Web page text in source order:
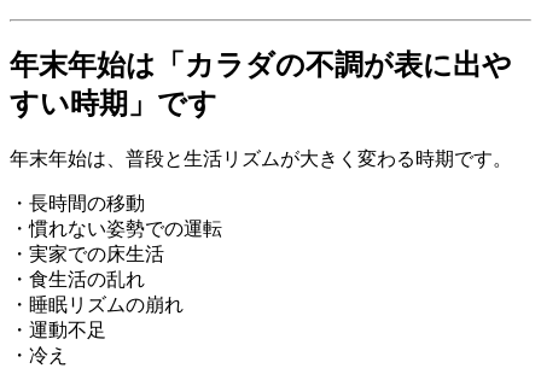
年末年始は「カラダの不調が表に出や
すい時期」です
年末年始は、普段と生活リズムが大きく変わる時期です。
・長時間の移動
・慣れない姿勢での運転
・実家での床生活
・食生活の乱れ
・睡眠リズムの崩れ
・運動不足
・冷え